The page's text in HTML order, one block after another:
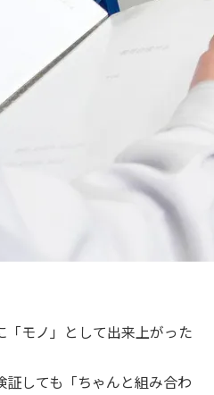
モノ」として出来上がった
しても「ちゃんと組み合わ